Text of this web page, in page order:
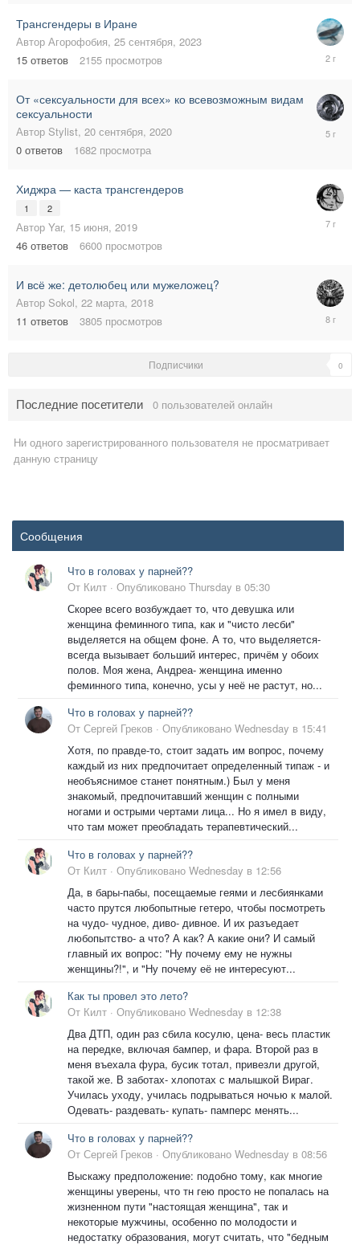
Трансгендеры в Иране
Автор Агорофобия, 25 сентября, 2023
15 ответов 2155 просмотров
28
От «сексуальности для всех» ко всевозможным видам
сексуальности
Автор Stylist, 20 сентября, 2020
0 ответов 1682 просмотра
20
Хиджра — каста трансгендеров
1 2
Автор Yar, 15 июня, 2019
46 ответов 6600 просмотров
16
июня,
И всё же: детолюбец или мужеложец?
Автор Sokol, 22 марта, 2018
11 ответов 3805 просмотров
24
марта,
Подписчики 0
Последние посетители 0 пользователей онлайн
Ни одного зарегистрированного пользователя не просматривает
данную страницу
Сообщения
Что в головах у парней??
От Килт · Опубликовано Thursday в 05:30
Скорее всего возбуждает то, что девушка или
женщина феминного типа, как и "чисто лесби"
выделяется на общем фоне. А то, что выделяется-
всегда вызывает больший интерес, причём у обоих
полов. Моя жена, Андреа- женщина именно
феминного типа, конечно, усы у неё не растут, но...
Что в головах у парней??
От Сергей Греков · Опубликовано Wednesday в 15:41
Хотя, по правде-то, стоит задать им вопрос, почему
каждый из них предпочитает определенный типаж - и
необъяснимое станет понятным.) Был у меня
знакомый, предпочитавший женщин с полными
ногами и острыми чертами лица... Но я имел в виду,
что там может преобладать терапевтический...
Что в головах у парней??
От Килт · Опубликовано Wednesday в 12:56
Да, в бары-пабы, посещаемые геями и лесбиянками
часто прутся любопытные гетеро, чтобы посмотреть
на чудо- чудное, диво- дивное. И их разъедает
любопытство- а что? А как? А какие они? И самый
главный их вопрос: "Ну почему ему не нужны
женщины?!", и "Ну почему её не интересуют...
Как ты провел это лето?
От Килт · Опубликовано Wednesday в 12:38
Два ДТП, один раз сбила косулю, цена- весь пластик
на передке, включая бампер, и фара. Второй раз в
меня въехала фура, бусик тотал, привезли другой,
такой же. В заботах- хлопотах с малышкой Вираг.
Училась уходу, училась подрываться ночью к малой.
Одевать- раздевать- купать- памперс менять...
Что в головах у парней??
От Сергей Греков · Опубликовано Wednesday в 08:56
Выскажу предположение: подобно тому, как многие
женщины уверены, что тн гею просто не попалась на
жизненном пути "настоящая женщина", так и
некоторые мужчины, особенно по молодости и
недостатку образования, могут считать, что "бедным